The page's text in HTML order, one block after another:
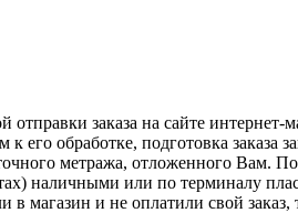
заказа на сайте интернет-
обработке, подготовка заказа
метража, отложенного Вам.
наличными или по терминалу
и не оплатили свой заказ,